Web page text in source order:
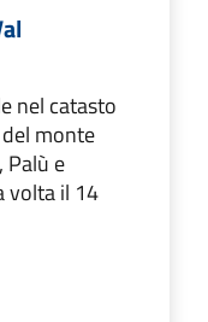
nel catasto
monte
Palù e
volta il 14